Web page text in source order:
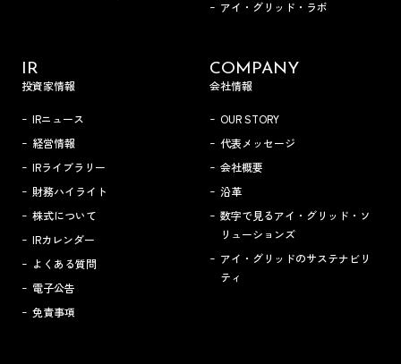
アイ・グリッド・ラボ
IR
投資家情報
IRニュース
経営情報
IRライブラリー
財務ハイライト
株式について
IRカレンダー
よくある質問
電子公告
免責事項
COMPANY
会社情報
OUR STORY
代表メッセージ
会社概要
沿革
数字で見るアイ・グリッド・ソ
リューションズ
アイ・グリッドのサステナビリ
ティ